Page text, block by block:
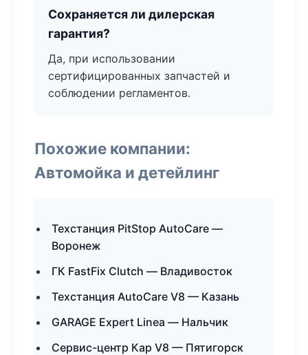
Сохраняется ли дилерская
гарантия?
Да, при использовании
сертифицированных запчастей и
соблюдении регламентов.
Похожие компании:
Автомойка и детейлинг
Техстанция PitStop AutoCare —
Воронеж
ГК FastFix Clutch — Владивосток
Техстанция AutoCare V8 — Казань
GARAGE Expert Linea — Нальчик
Сервис-центр Кар V8 — Пятигорск